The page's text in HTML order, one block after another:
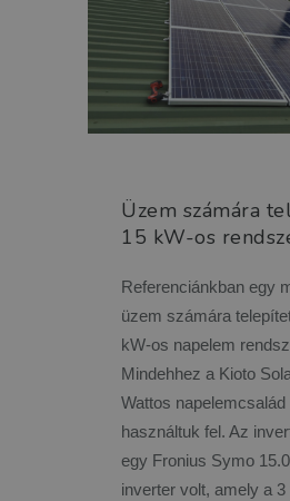
Üzem számára
15 kW-os
Referenciánkban egy
üzem számára
kW-os napelem
Mindehhez a Kioto
Wattos napelemcsalád
használtuk fel. Az
egy Fronius Symo
inverter volt, amely a